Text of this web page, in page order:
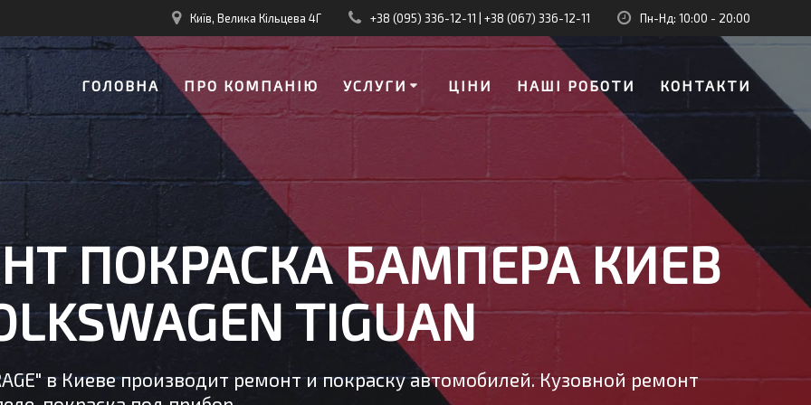
Київ, Велика Кільцева 4Г +38 (095) 336-12-11 +38 (067) 336-12-11 Пн-Нд: 10:00 - 20:00
ГОЛОВНА ПРО КОМПАНІЮ УСЛУГИ ЦІНИ НАШІ РОБОТИ КОНТАКТИ
ПОКРАСКА БАМПЕРА КИЕВ
TIGUAN
в Киеве производит ремонт и покраску автомобилей. Кузовной ремонт